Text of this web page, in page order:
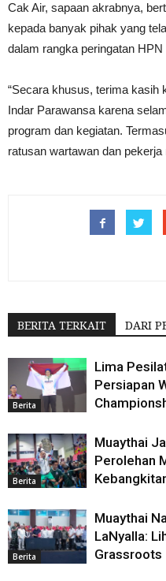
Cak Air, sapaan akrabnya,
kepada banyak pihak yang
dalam rangka peringatan
“Secara khusus, terima kasih
Indar Parawansa karena
program dan kegiatan.
ratusan wartawan dan pekerja
BERITA TERKAIT DARI
Berita
Lima
Persiapan
Berita
Muaythai
Perolehan
Berita
Muaythai
LaNyalla:
Grassroots